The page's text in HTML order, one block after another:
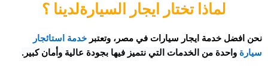
لماذا تختار ايجار السيارةلدينا ؟
نحن افضل خدمة ايجار سيارات في مصر، وتعتبر خدمة استائجار
سيارة واحدة من الخدمات التي نتميز فيها بجودة عالية وأمان كبير.